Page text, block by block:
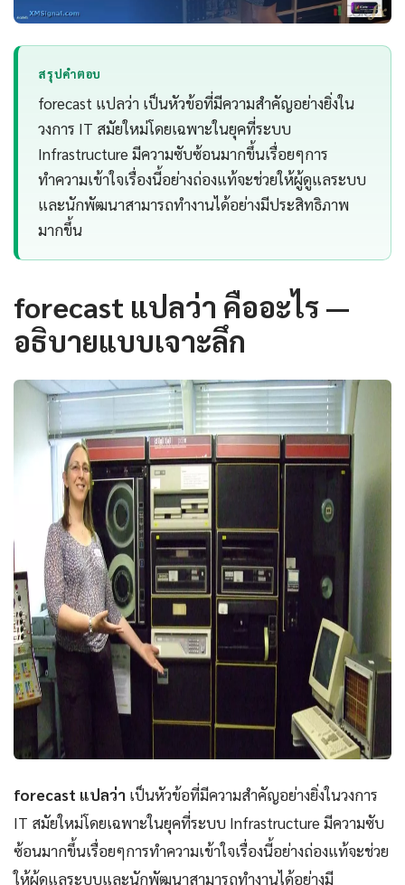
สรุปคำตอบ
forecast แปลว่า เป็นหัวข้อที่มีความสำคัญอย่างยิ่งใน
วงการ IT สมัยใหม่โดยเฉพาะในยุคที่ระบบ
Infrastructure มีความซับซ้อนมากขึ้นเรื่อยๆการ
ทำความเข้าใจเรื่องนี้อย่างถ่องแท้จะช่วยให้ผู้ดูแลระบบ
และนักพัฒนาสามารถทำงานได้อย่างมีประสิทธิภาพ
มากขึ้น
forecast แปลว่า คืออะไร —
อธิบายแบบเจาะลึก
forecast แปลว่า เป็นหัวข้อที่มีความสำคัญอย่างยิ่งในวงการ
IT สมัยใหม่โดยเฉพาะในยุคที่ระบบ Infrastructure มีความซับ
ซ้อนมากขึ้นเรื่อยๆการทำความเข้าใจเรื่องนี้อย่างถ่องแท้จะช่วย
ให้ผู้ดูแลระบบและนักพัฒนาสามารถทำงานได้อย่างมี